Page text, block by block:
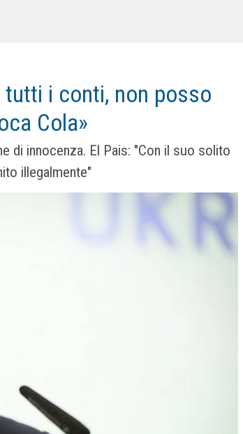
tutti i conti, non posso
Cola»
di innocenza. El Pais: "Con il suo solito
illegalmente"